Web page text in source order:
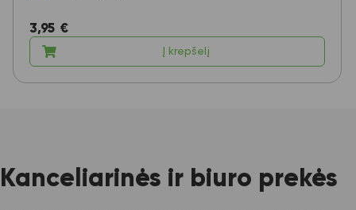
3,95 €
Į krepšelį
Kanceliarinės ir biuro prekės